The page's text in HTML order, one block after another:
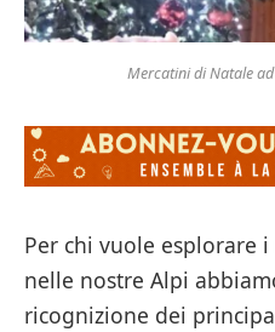
Mercatini di Natale
Per chi vuole esplorare
nelle nostre Alpi
ricognizione dei